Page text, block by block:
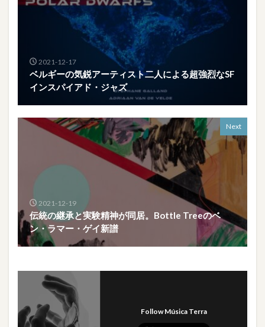
2021-12-17
ベルギーの気鋭アーティスト二人による超強烈なSF
インスパイアド・ジャズ
Next
2021-12-19
伝統の継承と実験精神が同居。Bottle Treeのベ
ン・ラマー・ゲイ新譜
Follow Música Terra